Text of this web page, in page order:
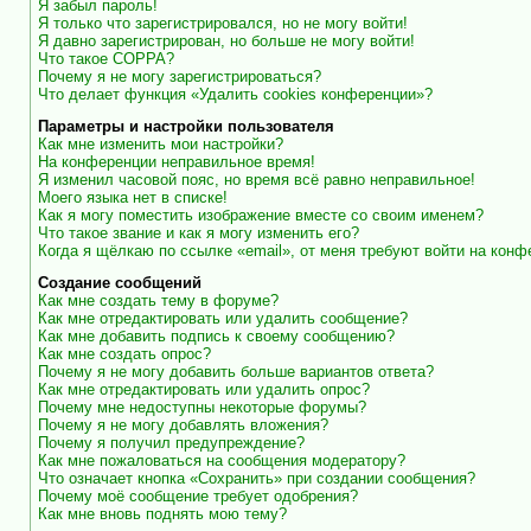
Я забыл пароль!
Я только что зарегистрировался, но не могу войти!
Я давно зарегистрирован, но больше не могу войти!
Что такое COPPA?
Почему я не могу зарегистрироваться?
Что делает функция «Удалить cookies конференции»?
Параметры и настройки пользователя
Как мне изменить мои настройки?
На конференции неправильное время!
Я изменил часовой пояс, но время всё равно неправильное!
Моего языка нет в списке!
Как я могу поместить изображение вместе со своим именем?
Что такое звание и как я могу изменить его?
Когда я щёлкаю по ссылке «email», от меня требуют войти на
Создание сообщений
Как мне создать тему в форуме?
Как мне отредактировать или удалить сообщение?
Как мне добавить подпись к своему сообщению?
Как мне создать опрос?
Почему я не могу добавить больше вариантов ответа?
Как мне отредактировать или удалить опрос?
Почему мне недоступны некоторые форумы?
Почему я не могу добавлять вложения?
Почему я получил предупреждение?
Как мне пожаловаться на сообщения модератору?
Что означает кнопка «Сохранить» при создании сообщения?
Почему моё сообщение требует одобрения?
Как мне вновь поднять мою тему?